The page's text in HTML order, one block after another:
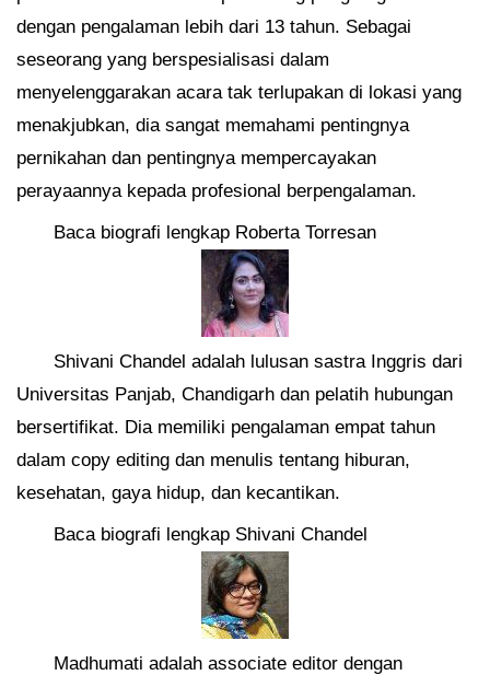
dengan pengalaman lebih dari 13 tahun. Sebagai
seseorang yang berspesialisasi dalam
menyelenggarakan acara tak terlupakan di lokasi yang
menakjubkan, dia sangat memahami pentingnya
pernikahan dan pentingnya mempercayakan
perayaannya kepada profesional berpengalaman.
Baca biografi lengkap Roberta Torresan
Shivani Chandel adalah lulusan sastra Inggris dari
Universitas Panjab, Chandigarh dan pelatih hubungan
bersertifikat. Dia memiliki pengalaman empat tahun
dalam copy editing dan menulis tentang hiburan,
kesehatan, gaya hidup, dan kecantikan.
Baca biografi lengkap Shivani Chandel
Madhumati adalah associate editor dengan